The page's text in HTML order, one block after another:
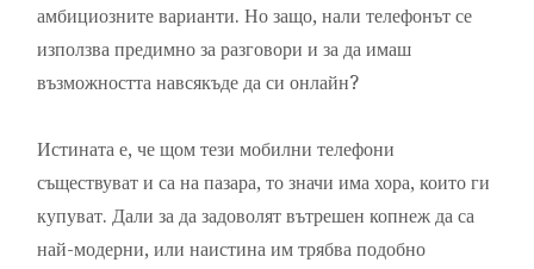
амбициозните варианти. Но защо, нали телефонът се
използва предимно за разговори и за да имаш
възможността навсякъде да си онлайн?
Истината е, че щом тези мобилни телефони
съществуват и са на пазара, то значи има хора, които ги
купуват. Дали за да задоволят вътрешен копнеж да са
най-модерни, или наистина им трябва подобно